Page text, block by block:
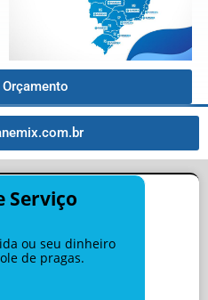
Serviço
ou seu dinheiro
de pragas.